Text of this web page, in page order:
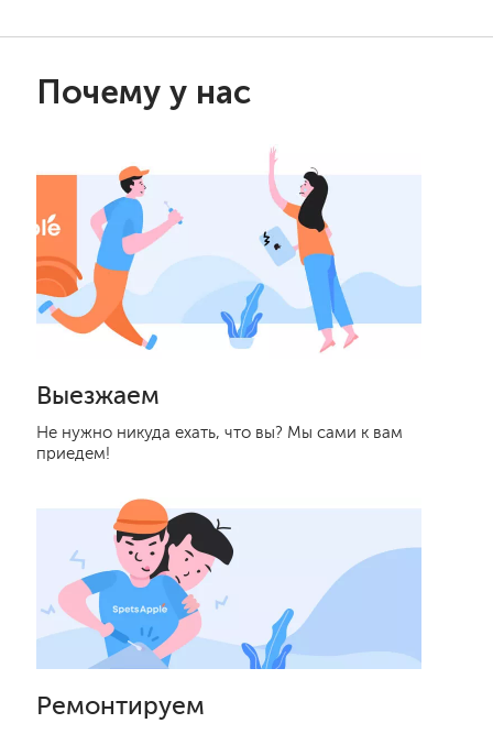
Почему у нас
Выезжаем
Не нужно никуда ехать, что вы? Мы сами к вам
приедем!
Ремонтируем